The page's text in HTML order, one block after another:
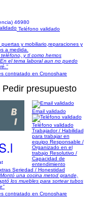
46980
Teléfono validado
y mobiliario,reparaciones y
a medida.
y tl como hemos
el tema laboral aun no puedo
contratado en Cronoshare
Pedir presupuesto
Email validado
Teléfono validado
Trabajador / Habilidad
para trabajar en
equipo Responsable /
Organizado en el
trabajo Resolutivo /
Capacidad de
entendimiento
Seriedad / Honestidad
una cocina metod grande,
los muebles para sortear tubos
contratado en Cronoshare